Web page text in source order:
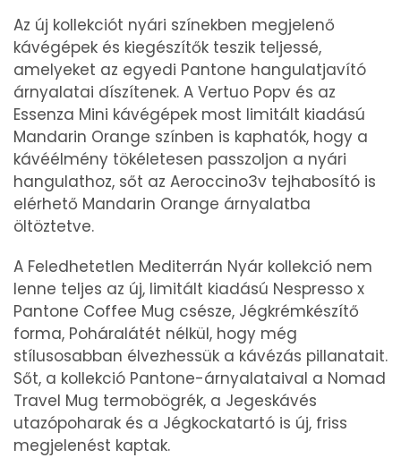
Az új kollekciót nyári színekben megjelenő
kávégépek és kiegészítők teszik teljessé,
amelyeket az egyedi Pantone hangulatjavító
árnyalatai díszítenek. A Vertuo Popv és az
Essenza Mini kávégépek most limitált kiadású
Mandarin Orange színben is kaphatók, hogy a
kávéélmény tökéletesen passzoljon a nyári
hangulathoz, sőt az Aeroccino3v tejhabosító is
elérhető Mandarin Orange árnyalatba
öltöztetve.
A Feledhetetlen Mediterrán Nyár kollekció nem
lenne teljes az új, limitált kiadású Nespresso x
Pantone Coffee Mug csésze, Jégkrémkészítő
forma, Poháralátét nélkül, hogy még
stílusosabban élvezhessük a kávézás pillanatait.
Sőt, a kollekció Pantone-árnyalataival a Nomad
Travel Mug termobögrék, a Jegeskávés
utazópoharak és a Jégkockatartó is új, friss
megjelenést kaptak.